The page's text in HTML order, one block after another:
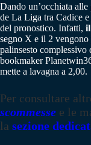
Dando un’occhiata
de La Liga tra Cadice
del pronostico. Infatti,
segno X e il 2
palinsesto complessivo
bookmaker
mette a lavagna a 2,00.
Per consultare
scommesse e le
la sezione